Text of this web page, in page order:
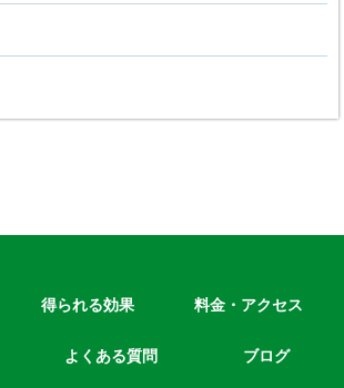
得られる効果 料金・アクセス
よくある質問 ブログ